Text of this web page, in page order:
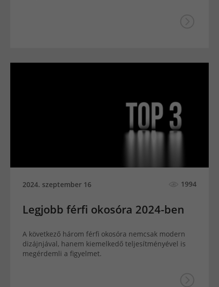
2024. szeptember 16 1994
Legjobb férfi okosóra 2024-ben
A következő három férfi okosóra nemcsak modern
dizájnjával, hanem kiemelkedő teljesítményével is
megérdemli a figyelmet.